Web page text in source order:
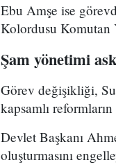
Ebu Amşe ise
Kolordusu Komutan
Şam yönetimi
Görev değişikliği,
kapsamlı
Devlet Başkanı
oluşturmasını